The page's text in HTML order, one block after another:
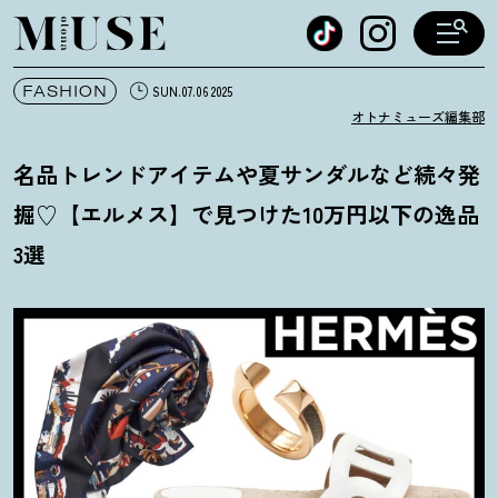
オトナミューズ ウェブ
FASHION SUN.07.06 2025
オトナミューズ編集部
名品トレンドアイテムや夏サンダルなど続々発
掘♡【エルメス】で見つけた10万円以下の逸品
3選